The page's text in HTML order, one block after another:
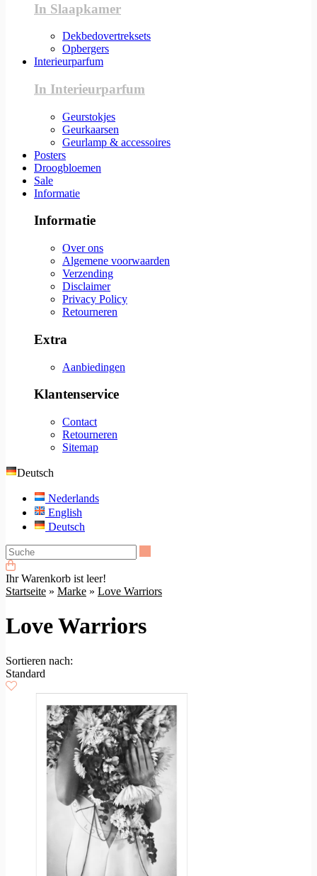
In Slaapkamer
Dekbedovertreksets
Opbergers
Interieurparfum
In Interieurparfum
Geurstokjes
Geurkaarsen
Geurlamp & accessoires
Posters
Droogbloemen
Sale
Informatie
Informatie
Over ons
Algemene voorwaarden
Verzending
Disclaimer
Privacy Policy
Retourneren
Extra
Aanbiedingen
Klantenservice
Contact
Retourneren
Sitemap
Deutsch
Nederlands
English
Deutsch
Ihr Warenkorb ist leer!
Startseite » Marke » Love Warriors
Love Warriors
Sortieren nach:
Standard